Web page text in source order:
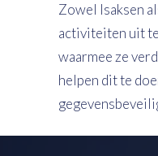
Zowel Isaksen
activiteiten uit
waarmee ze
helpen dit te